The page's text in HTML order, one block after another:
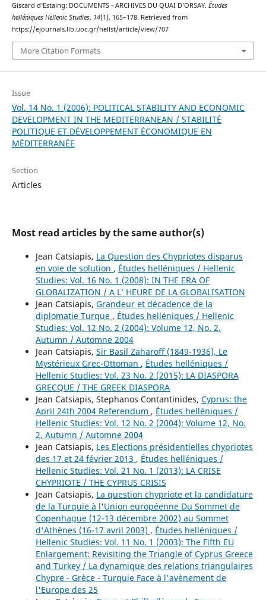
Giscard d’Estaing: DOCUMENTS - ARCHIVES DU QUAI D’ORSAY. Études
helléniques Hellenic Studies, 14(1), 165–178. Retrieved from
https://ejournals.lib.uoc.gr/hellst/article/view/707
More Citation Formats
Issue
Vol. 14 No. 1 (2006): POLITICAL STABILITY AND ECONOMIC
DEVELOPMENT IN THE MEDITERRANEAN / STABILITÉ
POLITIQUE ET DÉVELOPPEMENT ÉCONOMIQUE EN
MÉDITERRANÉE
Section
Articles
Most read articles by the same author(s)
Jean Catsiapis, La Question des Chypriotes disparus
en voie de solution , Études helléniques / Hellenic
Studies: Vol. 16 No. 1 (2008): IN THE ERA OF
GLOBALIZATION / A L’ HEURE DE LA GLOBALISATION
Jean Catsiapis, Grandeur et décadence de la
diplomatie Turque , Études helléniques / Hellenic
Studies: Vol. 12 No. 2 (2004): Volume 12, No. 2,
Autumn / Automne 2004
Jean Catsiapis, Sir Basil Zaharoff (1849-1936), Le
Mystérieux Grec-Ottoman , Études helléniques /
Hellenic Studies: Vol. 23 No. 2 (2015): LA DIASPORA
GRECQUE / THE GREEK DIASPORA
Jean Catsiapis, Stephanos Contantinides, Cyprus: the
April 24th 2004 Referendum , Études helléniques /
Hellenic Studies: Vol. 12 No. 2 (2004): Volume 12, No.
2, Autumn / Automne 2004
Jean Catsiapis, Les Elections présidentielles chypriotes
des 17 et 24 février 2013 , Études helléniques /
Hellenic Studies: Vol. 21 No. 1 (2013): LA CRISE
CHYPRIOTE / THE CYPRUS CRISIS
Jean Catsiapis, La question chypriote et la candidature
de la Turquie à l'Union européenne Du Sommet de
Copenhague (12-13 décembre 2002) au Sommet
d'Athènes (16-17 avril 2003) , Études helléniques /
Hellenic Studies: Vol. 11 No. 1 (2003): The Fifth EU
Enlargement: Revisiting the Triangle of Cyprus Greece
and Turkey / La dynamique des relations triangulaires
Chypre - Grèce - Turquie Face à l'avènement de
l'Europe des 25